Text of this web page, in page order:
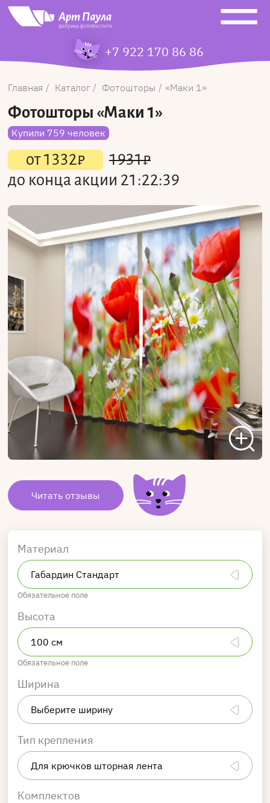
+7 922 170 86 86
Главная Каталог Фотошторы Маки 1
Фотошторы «Маки 1»
Купили 759 человек
от1332₽ 1931₽
до конца акции 21:22:39
Читать отзывы
Материал
Обязательное поле
Высота
Обязательное поле
Ширина
Тип крепления
Комплектов